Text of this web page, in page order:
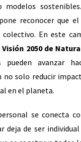
modelos
reconocer que
En este
Visión 2050 de Natura
pueden avanzar
no solo reducir
en el planeta.
se conecta
deja de ser